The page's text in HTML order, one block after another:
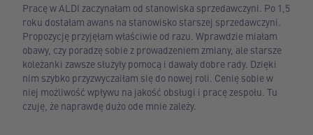
Pracę w ALDI zaczynałam od stanowiska sprzedawczyni. Po 1,5
roku dostałam awans na stanowisko starszej sprzedawczyni.
Propozycję przyjęłam właściwie od razu. Wprawdzie miałam
obawy, czy poradzę sobie z prowadzeniem zmiany, ale starsze
koleżanki zawsze służyły pomocą i dawały dobre rady. Dzięki
nim szybko przyzwyczaiłam się do nowej roli. Cenię sobie w
niej możliwość wpływu na jakość obsługi i pracę zespołu. Tu
czuję, że naprawdę dużo ode mnie zależy.